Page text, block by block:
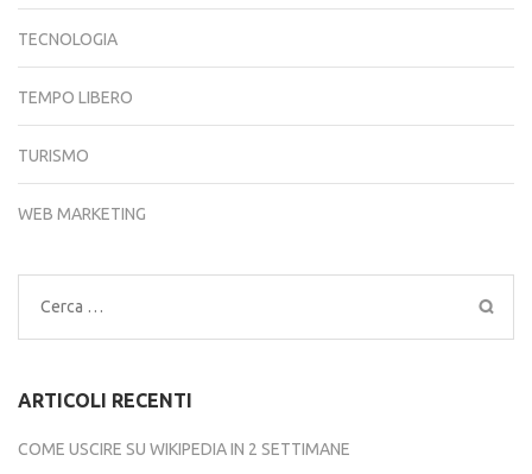
TECNOLOGIA
TEMPO LIBERO
TURISMO
WEB MARKETING
Ricerca
per:
ARTICOLI RECENTI
COME USCIRE SU WIKIPEDIA IN 2 SETTIMANE